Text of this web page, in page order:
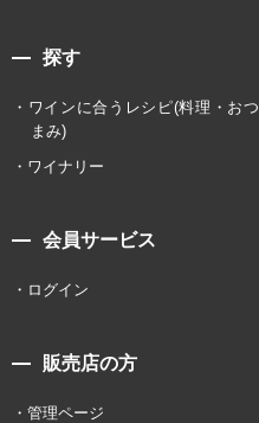
探す
ワインに合うレシピ(料理・おつ
まみ)
ワイナリー
会員サービス
ログイン
販売店の方
管理ページ